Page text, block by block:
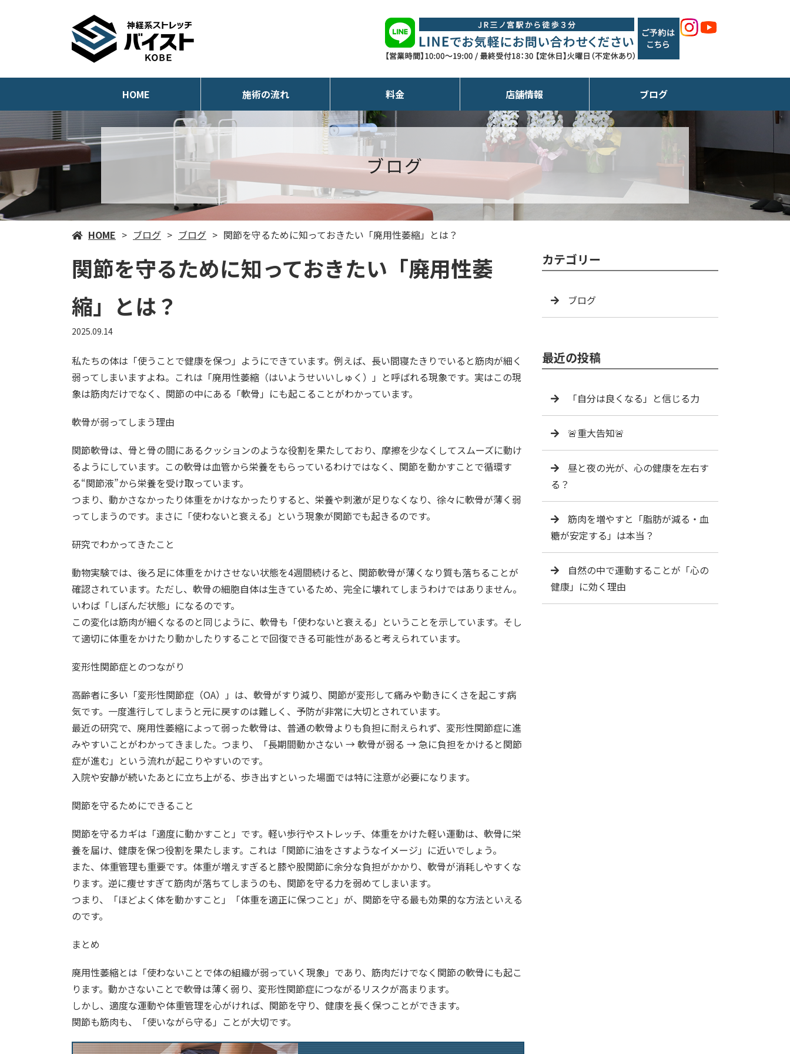
HOME 施術の流れ 料金 店舗情報 ブログ
ブログ
HOME ブログ ブログ 関節を守るために知っておきたい「廃用性萎縮」とは？
関節を守るために知っておきたい「廃用性萎
縮」とは？
2025.09.14
私たちの体は「使うことで健康を保つ」ようにできています。例えば、長い間寝たきりでいると筋肉が細く
弱ってしまいますよね。これは「廃用性萎縮（はいようせいいしゅく）」と呼ばれる現象です。実はこの現
象は筋肉だけでなく、関節の中にある「軟骨」にも起こることがわかっています。
軟骨が弱ってしまう理由
関節軟骨は、骨と骨の間にあるクッションのような役割を果たしており、摩擦を少なくしてスムーズに動け
るようにしています。この軟骨は血管から栄養をもらっているわけではなく、関節を動かすことで循環す
る“関節液”から栄養を受け取っています。
つまり、動かさなかったり体重をかけなかったりすると、栄養や刺激が足りなくなり、徐々に軟骨が薄く弱
ってしまうのです。まさに「使わないと衰える」という現象が関節でも起きるのです。
研究でわかってきたこと
動物実験では、後ろ足に体重をかけさせない状態を4週間続けると、関節軟骨が薄くなり質も落ちることが
確認されています。ただし、軟骨の細胞自体は生きているため、完全に壊れてしまうわけではありません。
いわば「しぼんだ状態」になるのです。
この変化は筋肉が細くなるのと同じように、軟骨も「使わないと衰える」ということを示しています。そし
て適切に体重をかけたり動かしたりすることで回復できる可能性があると考えられています。
変形性関節症とのつながり
高齢者に多い「変形性関節症（OA）」は、軟骨がすり減り、関節が変形して痛みや動きにくさを起こす病
気です。一度進行してしまうと元に戻すのは難しく、予防が非常に大切とされています。
最近の研究で、廃用性萎縮によって弱った軟骨は、普通の軟骨よりも負担に耐えられず、変形性関節症に進
みやすいことがわかってきました。つまり、「長期間動かさない → 軟骨が弱る → 急に負担をかけると関節
症が進む」という流れが起こりやすいのです。
入院や安静が続いたあとに立ち上がる、歩き出すといった場面では特に注意が必要になります。
関節を守るためにできること
関節を守るカギは「適度に動かすこと」です。軽い歩行やストレッチ、体重をかけた軽い運動は、軟骨に栄
養を届け、健康を保つ役割を果たします。これは「関節に油をさすようなイメージ」に近いでしょう。
また、体重管理も重要です。体重が増えすぎると膝や股関節に余分な負担がかかり、軟骨が消耗しやすくな
ります。逆に痩せすぎて筋肉が落ちてしまうのも、関節を守る力を弱めてしまいます。
つまり、「ほどよく体を動かすこと」「体重を適正に保つこと」が、関節を守る最も効果的な方法といえる
のです。
まとめ
廃用性萎縮とは「使わないことで体の組織が弱っていく現象」であり、筋肉だけでなく関節の軟骨にも起こ
ります。動かさないことで軟骨は薄く弱り、変形性関節症につながるリスクが高まります。
しかし、適度な運動や体重管理を心がければ、関節を守り、健康を長く保つことができます。
関節も筋肉も、「使いながら守る」ことが大切です。
カテゴリー
ブログ
最近の投稿
「自分は良くなる」と信じる力
🚨重大告知🚨
昼と夜の光が、心の健康を左右す
る？
筋肉を増やすと「脂肪が減る・血
糖が安定する」は本当？
自然の中で運動することが「心の
健康」に効く理由